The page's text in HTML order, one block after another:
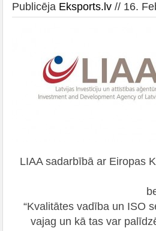
Publicēja Eksports.lv // 16.
LIAA sadarbībā ar Eiropas
“Kvalitātes vadība un ISO
vajag un kā tas var